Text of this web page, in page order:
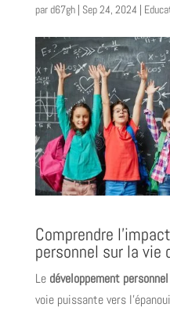
pard67gh| Sep 24, 2024 |
Comprendre
personnel sur la vie
Le développement personnel
voie puissante vers